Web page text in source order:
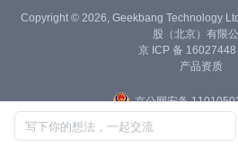
写下你的想法，一起交流
Copyright © 2026, Geekbang Technology
股（北京）有限
京 ICP 备 16027448
产品资质
京公网安备